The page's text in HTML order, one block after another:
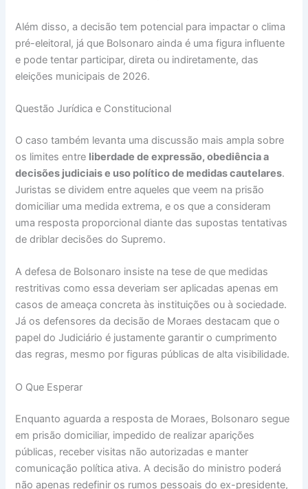
Além disso, a decisão tem potencial para impactar o clima
pré-eleitoral, já que Bolsonaro ainda é uma figura influente
e pode tentar participar, direta ou indiretamente, das
eleições municipais de 2026.
Questão Jurídica e Constitucional
O caso também levanta uma discussão mais ampla sobre
os limites entre liberdade de expressão, obediência a
decisões judiciais e uso político de medidas cautelares.
Juristas se dividem entre aqueles que veem na prisão
domiciliar uma medida extrema, e os que a consideram
uma resposta proporcional diante das supostas tentativas
de driblar decisões do Supremo.
A defesa de Bolsonaro insiste na tese de que medidas
restritivas como essa deveriam ser aplicadas apenas em
casos de ameaça concreta às instituições ou à sociedade.
Já os defensores da decisão de Moraes destacam que o
papel do Judiciário é justamente garantir o cumprimento
das regras, mesmo por figuras públicas de alta visibilidade.
O Que Esperar
Enquanto aguarda a resposta de Moraes, Bolsonaro segue
em prisão domiciliar, impedido de realizar aparições
públicas, receber visitas não autorizadas e manter
comunicação política ativa. A decisão do ministro poderá
não apenas redefinir os rumos pessoais do ex-presidente,